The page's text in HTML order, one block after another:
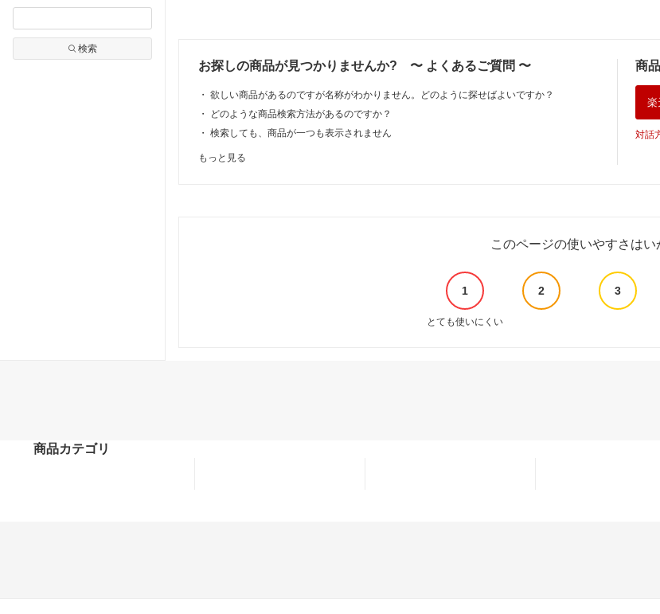
検索
お探しの商品が見つかりませんか? 〜 よくあるご質問 〜
・ 欲しい商品があるのですが名称がわかりません。どのように探せばよいですか？
・
どのような商品検索方法があるのですか？
・ 検索しても、商品が一つも表示されません
もっと見る
商
楽
対話
このページの使いやすさはい
1 2 3
とても使いにくい
商品カテゴリ